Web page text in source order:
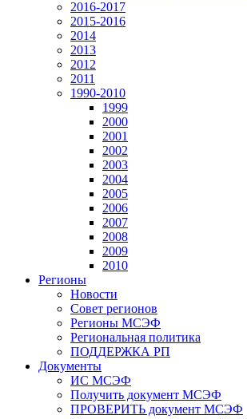
2016-2017
2015-2016
2014
2013
2012
2011
1990-2010
1999
2000
2001
2002
2003
2004
2005
2006
2007
2008
2009
2010
Регионы
Новости
Совет регионов
Регионы МСЭФ
Региональная политика
ПОДДЕРЖКА РП
Документы
ИС МСЭФ
Получить документ МСЭФ
ПРОВЕРИТЬ документ МСЭФ